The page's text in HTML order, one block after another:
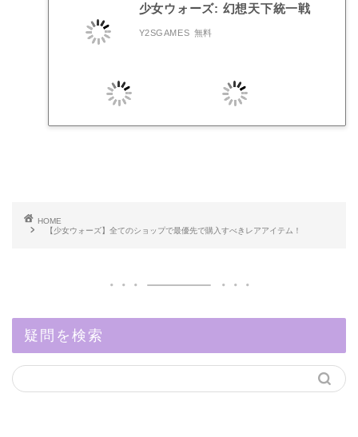
少女ウォーズ: 幻想天下統一戦
Y2SGAMES 無料
HOME
【少女ウォーズ】全てのショップで最優先で購入すべきレアアイテム！
疑問を検索